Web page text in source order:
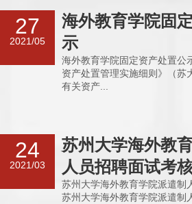
27
2021/05
海外教育学院固
示
海外教育学院固定资产处置公
资产处置管理实施细则》（苏
有关资产...
24
2021/03
苏州大学海外教
人员招聘面试考
苏州大学海外教育学院派遣制
苏州大学海外教育学院派遣制